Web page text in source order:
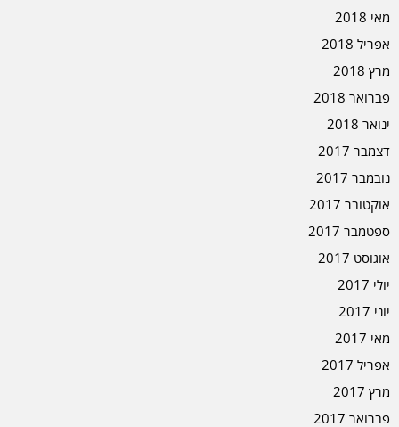
מאי 2018
אפריל 2018
מרץ 2018
פברואר 2018
ינואר 2018
דצמבר 2017
נובמבר 2017
אוקטובר 2017
ספטמבר 2017
אוגוסט 2017
יולי 2017
יוני 2017
מאי 2017
אפריל 2017
מרץ 2017
פברואר 2017